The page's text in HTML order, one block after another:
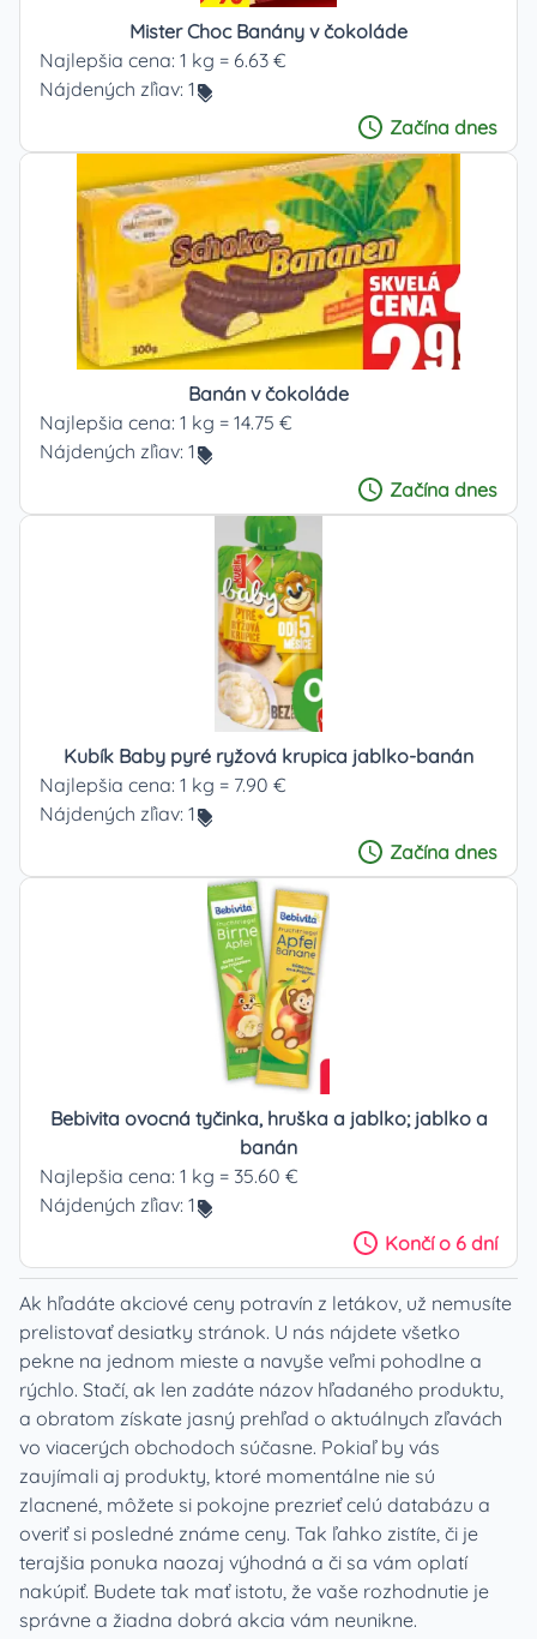
Mister Choc Banány v čokoláde
Najlepšia cena: 1 kg = 6.63 €
Nájdených zľiav: 1
Začína dnes
Banán v čokoláde
Najlepšia cena: 1 kg = 14.75 €
Nájdených zľiav: 1
Začína dnes
Kubík Baby pyré ryžová krupica jablko-banán
Najlepšia cena: 1 kg = 7.90 €
Nájdených zľiav: 1
Začína dnes
Bebivita ovocná tyčinka, hruška a jablko; jablko a
banán
Najlepšia cena: 1 kg = 35.60 €
Nájdených zľiav: 1
Končío 6 dní
Ak hľadáte akciové ceny potravín z letákov, už nemusíte
prelistovať desiatky stránok. U nás nájdete všetko
pekne na jednom mieste a navyše veľmi pohodlne a
rýchlo. Stačí, ak len zadáte názov hľadaného produktu,
a obratom získate jasný prehľad o aktuálnych zľavách
vo viacerých obchodoch súčasne. Pokiaľ by vás
zaujímali aj produkty, ktoré momentálne nie sú
zlacnené, môžete si pokojne prezrieť celú databázu a
overiť si posledné známe ceny. Tak ľahko zistíte, či je
terajšia ponuka naozaj výhodná a či sa vám oplatí
nakúpiť. Budete tak mať istotu, že vaše rozhodnutie je
správne a žiadna dobrá akcia vám neunikne.